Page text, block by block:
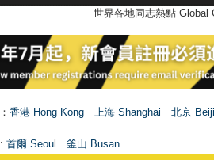
世界各地同志熱點
香港 Hong Kong 上海 Shanghai
北京
首爾 Seoul 釜山 Busan